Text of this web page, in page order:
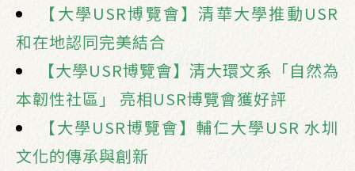
【大學USR博覽會】清華大學推動USR
和在地認同完美結合
【大學USR博覽會】清大環文系「自然為
本韌性社區」 亮相USR博覽會獲好評
【大學USR博覽會】輔仁大學USR 水圳
文化的傳承與創新